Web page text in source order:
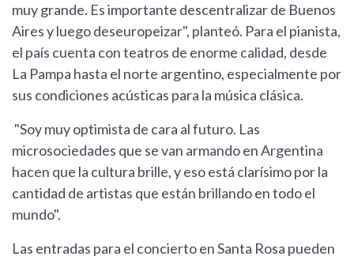
muy grande. Es importante descentralizar de Buenos
Aires y luego deseuropeizar", planteó. Para el pianista,
el país cuenta con teatros de enorme calidad, desde
La Pampa hasta el norte argentino, especialmente por
sus condiciones acústicas para la música clásica.
"Soy muy optimista de cara al futuro. Las
microsociedades que se van armando en Argentina
hacen que la cultura brille, y eso está clarísimo por la
cantidad de artistas que están brillando en todo el
mundo".
Las entradas para el concierto en Santa Rosa pueden